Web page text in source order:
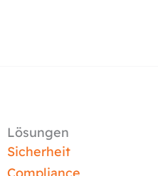
Lösungen
Sicherheit